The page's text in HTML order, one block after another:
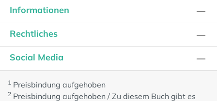
Informationen
Rechtliches
Social Media
1 Preisbindung aufgehoben
2 Preisbindung aufgehoben / Zu diesem Buch gibt es